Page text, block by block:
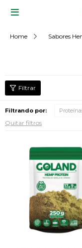

Home Sabores
Filtrando por:
Quitar filtros